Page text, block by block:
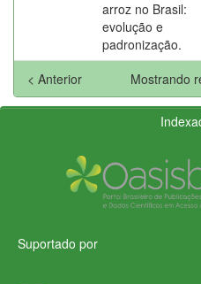
arroz no Brasil:
evolução e
padronização.
Mostrando
< Anterior
Suportado por